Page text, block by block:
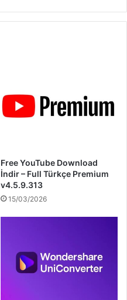
Free YouTube Download
İndir – Full Türkçe Premium
v4.5.9.313
15/03/2026